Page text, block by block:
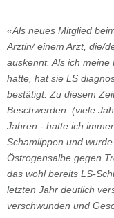
«Als neues Mitglied
Ärztin/ einem Arzt, die/
auskennt. Als ich
hatte, hat sie LS
bestätigt. Zu diesem
Beschwerden. (viele
Jahren - hatte ich
Schamlippen und
Östrogensalbe gegen
das wohl bereits LS-
letzten Jahr deutlich
verschwunden und